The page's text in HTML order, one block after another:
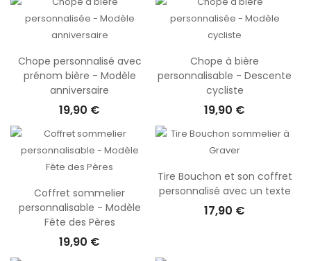
Chope personnalisé avec
prénom bière - Modèle
anniversaire
19,90 €
Chope à bière
personnalisable - Descente
cycliste
19,90 €
Coffret sommelier
personnalisable - Modèle
Fête des Pères
19,90 €
Tire Bouchon et son coffret
personnalisé avec un texte
17,90 €